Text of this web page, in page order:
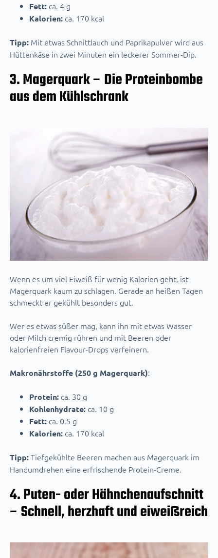
Fett: ca. 4 g
Kalorien: ca. 170 kcal
Tipp: Mit etwas Schnittlauch und Paprikapulver wird aus
Hüttenkäse in zwei Minuten ein leckerer Sommer-Dip.
3. Magerquark – Die Proteinbombe
aus dem Kühlschrank
Wenn es um viel Eiweiß für wenig Kalorien geht, ist
Magerquark kaum zu schlagen. Gerade an heißen Tagen
schmeckt er gekühlt besonders gut.
Wer es etwas süßer mag, kann ihn mit etwas Wasser
oder Milch cremig rühren und mit Beeren oder
kalorienfreien Flavour-Drops verfeinern.
Makronährstoffe (250 g Magerquark):
Protein: ca. 30 g
Kohlenhydrate: ca. 10 g
Fett: ca. 0,5 g
Kalorien: ca. 170 kcal
Tipp:Tiefgekühlte Beeren machen aus Magerquark im
Handumdrehen eine erfrischende Protein-Creme.
4. Puten- oder Hähnchenaufschnitt
– Schnell, herzhaft und eiweißreich